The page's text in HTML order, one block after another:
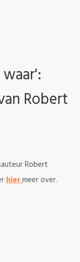
Robert
Robert
hiermeer over.